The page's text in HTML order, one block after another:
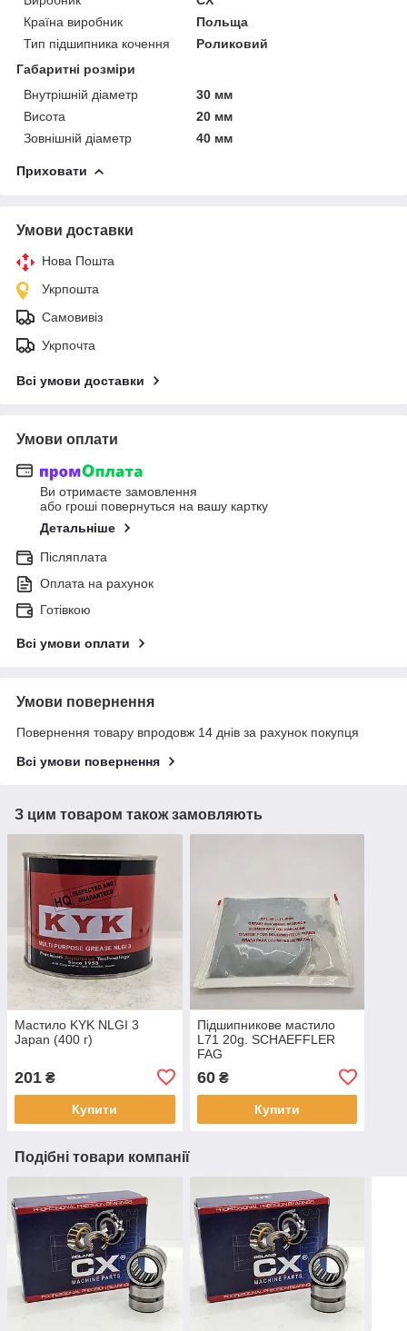
Країна виробник
Польща
Тип підшипника кочення
Роликовий
Габаритні розміри
Внутрішній діаметр
30 мм
Висота
20 мм
Зовнішній діаметр
40 мм
Приховати
Умови доставки
Нова Пошта
Укрпошта
Самовивіз
Укрпочта
Всі умови доставки
Умови оплати
Ви отримаєте замовлення
або гроші повернуться на вашу картку
Детальніше
Післяплата
Оплата на рахунок
Готівкою
Всі умови оплати
Умови повернення
Повернення товару впродовж 14 днів за рахунок покупця
Всі умови повернення
З цим товаром також замовляють
Мастило KYK NLGI 3
Japan (400 г)
201 ₴
Купити
Підшипникове мастило
L71 20g. SCHAEFFLER
FAG
60₴
Купити
Подібні товари компанії